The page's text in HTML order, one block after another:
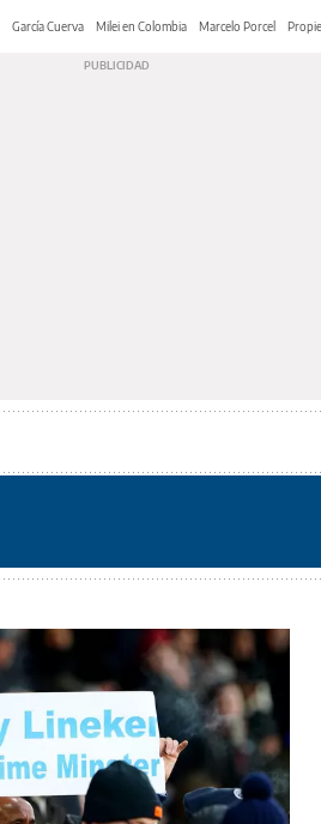
García Cuerva Milei en Colombia Marcelo Porcel